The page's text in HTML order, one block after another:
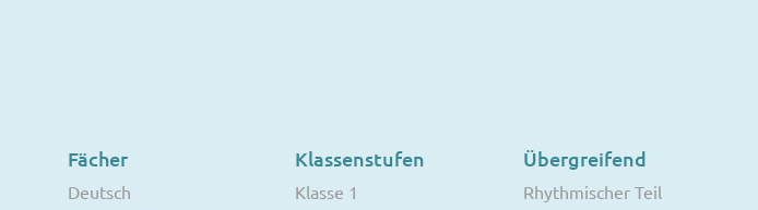
Fächer
Deutsch
Klassenstufen
Klasse 1
Übergreifend
Rhythmischer Teil